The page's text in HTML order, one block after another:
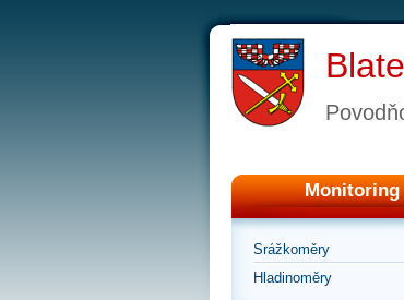
Monitoring
Srážkoměry
Hladinoměry